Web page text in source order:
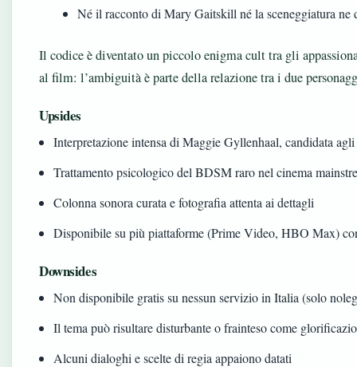
Né il racconto di Mary Gaitskill né la sceneggiatura ne
Il codice è diventato un piccolo enigma cult tra gli
al film: l’ambiguità è parte della relazione tra i due
Upsides
Interpretazione intensa di Maggie Gyllenhaal, candidata
Trattamento psicologico del BDSM raro nel cinema
Colonna sonora curata e fotografia attenta ai dettagli
Disponibile su più piattaforme (Prime Video, HBO Max)
Downsides
Non disponibile gratis su nessun servizio in Italia (solo
Il tema può risultare disturbante o frainteso come
Alcuni dialoghi e scelte di regia appaiono datati